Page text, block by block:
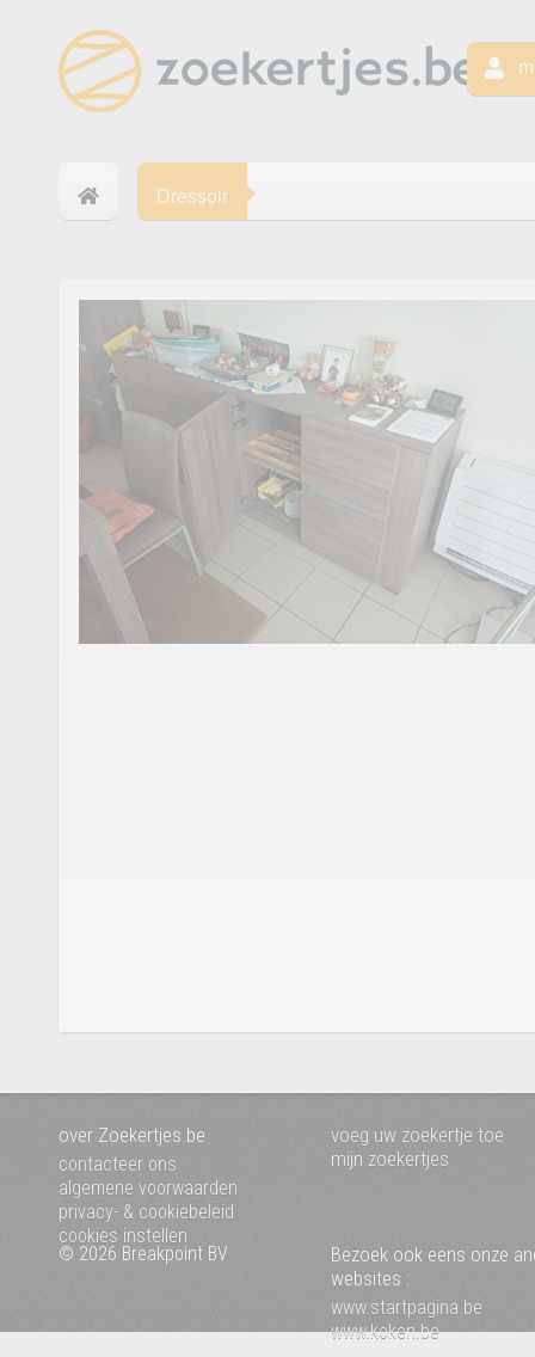
Dressoir
over Zoekertjes.be
contacteer ons
algemene voorwaarden
privacy- & cookiebeleid
cookies instellen
voeg uw zoekertje toe
mijn zoekertjes
© 2026 Breakpoint BV
Bezoek ook eens onze
websites :
www.startpagina.be
www.koken.be